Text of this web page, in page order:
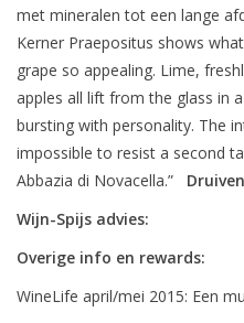
met mineralen tot een lange
Kerner Praepositus shows
grape so appealing. Lime,
apples all lift from the glass in
bursting with personality. The
impossible to resist a second
Abbazia di Novacella.”
Wijn-Spijs advies:
Overige info en rewards:
WineLife april/mei 2015: Een